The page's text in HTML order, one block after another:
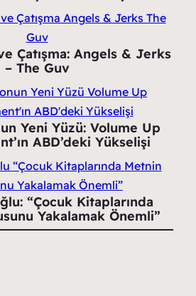
Çatışma: Angels & Jerks
– The Guv
Yeni Yüzü: Volume Up
ABD’deki Yükselişi
“Çocuk Kitaplarında
Yakalamak Önemli”